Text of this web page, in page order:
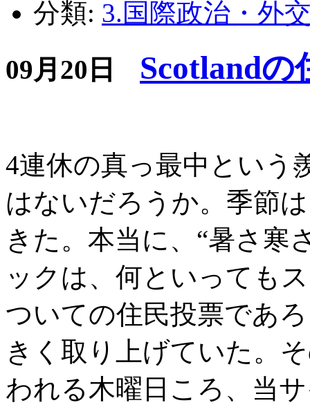
分類: 3.国際政治・外
09月20日
Scotlandの
4連休の真っ最中という
はないだろうか。季節
きた。本当に、“暑さ寒
ックは、何といっても
ついての住民投票であ
きく取り上げていた。
われる木曜日ころ、当